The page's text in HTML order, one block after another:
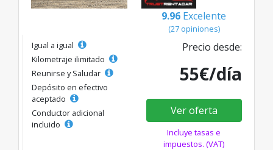
9.96 Excelente
(27 opiniones)
Igual a igual
Kilometraje ilimitado
Reunirse y Saludar
Depósito en efectivo
aceptado
Conductor adicional
incluido
Precio desde:
55€/día
Ver oferta
Incluye tasas e
impuestos. (VAT)